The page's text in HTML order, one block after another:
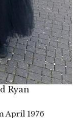
Ryan
April 1976